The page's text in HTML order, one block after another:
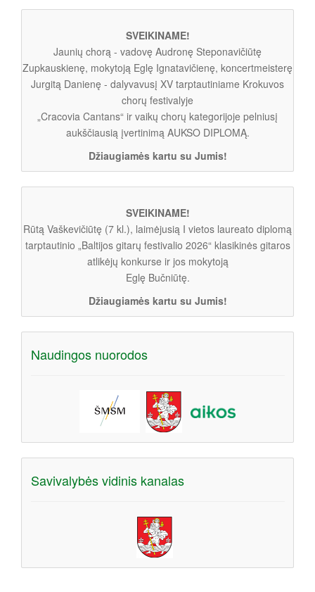
SVEIKINAME!
Jaunių chorą - vadovę Audronę Steponavičiūtę
Zupkauskienę, mokytoją Eglę Ignatavičienę, koncertmeisterę
Jurgitą Danienę - dalyvavusį XV tarptautiniame Krokuvos
chorų festivalyje
„Cracovia Cantans“ ir vaikų chorų kategorijoje pelniusį
aukščiausią įvertinimą AUKSO DIPLOMĄ.
Džiaugiamės kartu su Jumis!
SVEIKINAME!
Rūtą Vaškevičiūtę (7 kl.), laimėjusią I vietos laureato diplomą
tarptautinio „Baltijos gitarų festivalio 2026“ klasikinės gitaros
atlikėjų konkurse ir jos mokytoją
Eglę Bučniūtę.
Džiaugiamės kartu su Jumis!
Naudingos nuorodos
Savivalybės vidinis kanalas